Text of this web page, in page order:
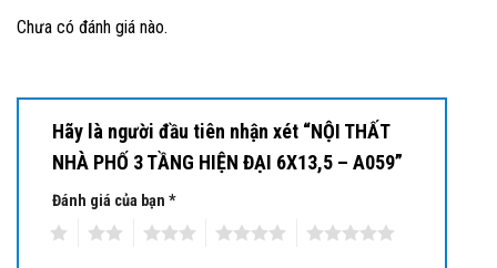
Chưa có đánh giá nào.
Hãy là người đầu tiên nhận xét “NỘI THẤT
NHÀ PHỐ 3 TẦNG HIỆN ĐẠI 6X13,5 – A059”
Đánh giá của bạn *